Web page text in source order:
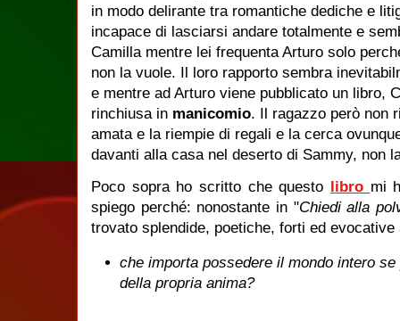
in modo delirante tra romantiche dediche e
incapace di lasciarsi andare totalmente e
Camilla mentre lei frequenta Arturo solo
non la vuole. Il loro rapporto sembra
e mentre ad Arturo viene pubblicato un libro,
rinchiusa in manicomio. Il ragazzo però non
amata e la riempie di regali e la cerca
davanti alla casa nel deserto di Sammy, non
Poco sopra ho scritto che questo libro mi
spiego perché: nonostante in "Chiedi alla
trovato splendide, poetiche, forti ed
che importa possedere il mondo intero
della propria anima?